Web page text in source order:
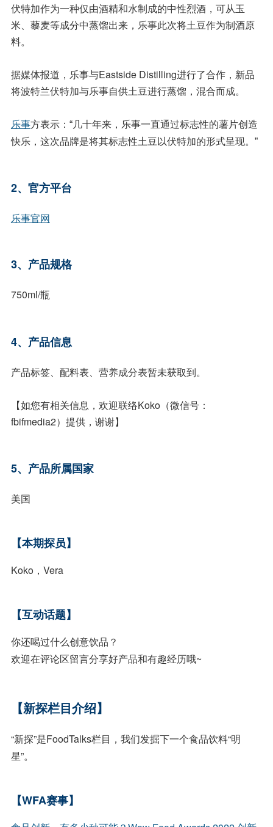
伏特加作为一种仅由酒精和水制成的中性烈酒，可从玉
米、藜麦等成分中蒸馏出来，乐事此次将土豆作为制酒原
料。
据媒体报道，乐事与Eastside Distilling进行了合作，新品
将波特兰伏特加与乐事自供土豆进行蒸馏，混合而成。
乐事方表示：“几十年来，乐事一直通过标志性的薯片创造
快乐，这次品牌是将其标志性土豆以伏特加的形式呈现。”
2、官方平台
乐事官网
3、产品规格
750ml/瓶
4、产品信息
产品标签、配料表、营养成分表暂未获取到。
【如您有相关信息，欢迎联络Koko（微信号：
fbifmedia2）提供，谢谢】
5、产品所属国家
美国
【本期探员】
Koko，Vera
【互动话题】
你还喝过什么创意饮品？
欢迎在评论区留言分享好产品和有趣经历哦~
【新探栏目介绍】
“新探”是FoodTalks栏目，我们发掘下一个食品饮料“明
星”。
【WFA赛事】